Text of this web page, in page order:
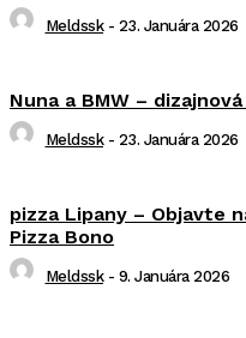
Meldssk - 23. Januára 2026
Nuna a BMW –
Meldssk - 23. Januára 2026
pizza Lipany – Objavte
Pizza Bono
Meldssk - 9. Januára 2026